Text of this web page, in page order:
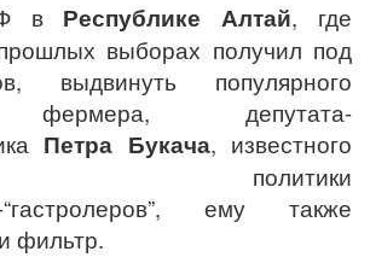
в Республике Алтай, где
выборах получил под
выдвинуть популярного
фермера, депутата-
Петра Букача, известного
политики
“гастролеров”, ему также
фильтр.